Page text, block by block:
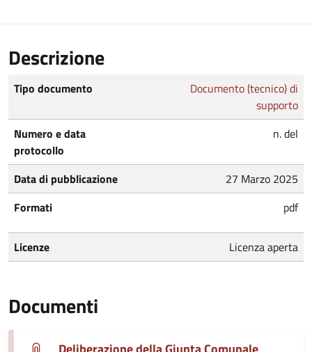
Descrizione
Tipo documento
Documento (tecnico) di
supporto
Numero e data
protocollo
n. del
Data di pubblicazione
27 Marzo 2025
Formati
pdf
Licenze Licenza aperta
Documenti